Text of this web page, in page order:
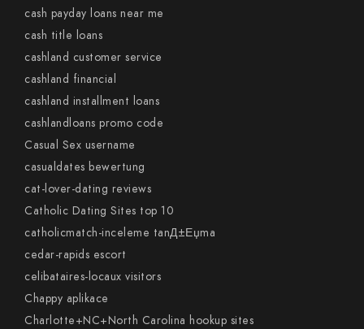
cash payday loans near me
cash title loans
cashland customer service
cashland financial
cashland installment loans
cashlandloans promo code
Casual Sex username
casualdates bewertung
cat-lover-dating reviews
Catholic Dating Sites top 10
catholicmatch-inceleme tanД±Еџma
cedar-rapids escort
celibataires-locaux visitors
Chappy aplikace
Charlotte+NC+North Carolina hookup sites